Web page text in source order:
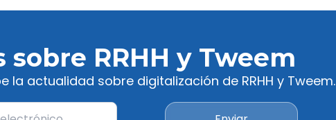
sobre RRHH y Tweem
actualidad sobre digitalización de RRHH y Tweem.